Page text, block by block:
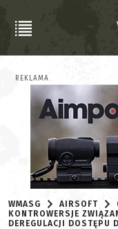
REKLAMA
WMASG AIRSOFT
KONTROWERSJE
DEREGULACJI DOSTĘPU